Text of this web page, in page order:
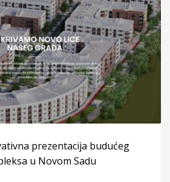
prezentacija budućeg
u Novom Sadu